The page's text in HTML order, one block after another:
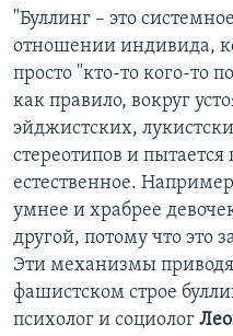
"Буллинг – это
отношении индивида,
просто "кто-то кого-то
как правило, вокруг
эйджистских,
стереотипов и пытается
естественное.
умнее и храбрее
другой, потому что это
Эти механизмы
фашистском строе
психолог и социолог